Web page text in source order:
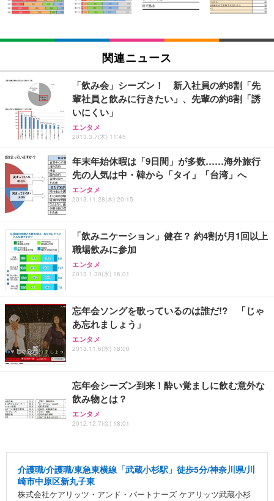
(黒網+黒枠+黒足)
￥5,699
SIHOO B100 オフィスチェア／デスクチェア メッシ
ュチェア 人間工学 疲れない ブラック
￥27,999
Sezlife オフィスチェア デスクチェア 疲れない テレ
ワーク チェア 強化バックレスト 30度ロッキング機
能 人間工学 椅子 腰サポート 90度跳ね上げ式アーム
レスト 3Dヘッドレスト ハンガー付き 高反発クッシ
務用 おしゃれ パソコンチェア (ブラック)
Sezlife オフィスチェア デスクチェア 疲れない テレ
ワーク チェア 強化バックレスト 30度ロッキング機
能 人間工学 椅子 腰サポート 90度跳ね上げ式アーム
務用 おしゃれ パソコンチェア (ホワイト)
ANDWINT オフィスチェア デスクチェア 肘なし メ
ッシュ 通気性 ランバーサポート付き 腰サポート ガ
ス圧無段階昇降 360度回転 キャスター付き コンパク
￥105,595
EIZO ビジネス向けプレミアムモニター | FlexScan
【純正品】27"ゲーミングモニター DualSense 充電
フック付き（CFI-ZDM1J）
￥49,979
【整備済み品】Dell E2724HS 27インチ 液晶モニタ
ー フルHD（1920×1080）VA 非光沢 HDMI/DisplayP
ort/VGA スピーカー内蔵 高さ調整 スイベル VESA対
【MiniLED/24.5inch/280Hz/FHD】GRAPHT THE S
HOOTER Gaming Monitor 24” Essential ゲーミン
グモニター QD 24.5インチ 1ms FHD 量子ドット 残
Amazonベーシック ペットシーツ 厚型 ワイド 42枚
x2袋(84枚) ホワイト(吸収面:ライトブルー)
￥3,234
ネオ・ルーライフ ネオ・オムツ L 中型犬用 26枚入
り 単品
￥1,800
Smart Basic(スマートベーシック) 【Amazon.co.jp
限定】 Smart Basic アイリスオーヤマ ペットシーツ
超厚型 お徳用 ワイド 100枚入 (x 1) (ケース販売)
アイリスオーヤマ ペットシーツ 超厚型 お徳用 レギ
ュラー 200枚入【Amazon.co.jp限定】
関連ニュース
「飲み会」シーズン！ 新入社員の約8割「先
輩社員と飲みに行きたい」、先輩の約8割「誘
いにくい」
エンタメ
2013.3.7(木) 11:45
年末年始休暇は「9日間」が多数……海外旅行
先の人気は中・韓から「タイ」「台湾」へ
エンタメ
2013.11.28(木) 20:15
「飲みニケーション」健在？ 約4割が月1回以上
職場飲みに参加
エンタメ
2013.1.30(水) 16:01
忘年会ソングを歌っているのは誰だ!? 「じゃ
あ忘れましょう」
エンタメ
2013.11.6(水) 18:00
忘年会シーズン到来！酔い覚ましに飲む意外な
飲み物とは？
エンタメ
2012.12.7(金) 18:01
介護職/介護職/東急東横線「武蔵小杉駅」徒歩5分/神奈川県/川
崎市中原区新丸子東
株式会社ケアリッツ・アンド・パートナーズ ケアリッツ武蔵小杉